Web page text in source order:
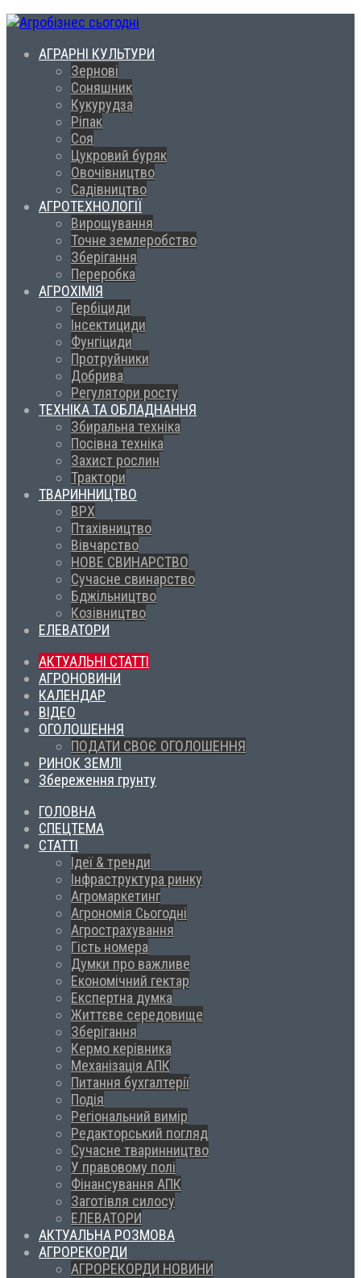
АГРАРНІ КУЛЬТУРИ
Зернові
Соняшник
Кукурудза
Ріпак
Соя
Цукровий буряк
Овочівництво
Садівництво
АГРОТЕХНОЛОГІЇ
Вирощування
Точне землеробство
Зберігання
Переробка
АГРОХІМІЯ
Гербіциди
Інсектициди
Фунгіциди
Протруйники
Добрива
Регулятори росту
ТЕХНІКА ТА ОБЛАДНАННЯ
Збиральна техніка
Посівна техніка
Захист рослин
Трактори
ТВАРИННИЦТВО
ВРХ
Птахівництво
Вівчарство
НОВЕ СВИНАРСТВО
Сучасне свинарство
Бджільництво
Козівництво
ЕЛЕВАТОРИ
АКТУАЛЬНІ СТАТТІ
АГРОНОВИНИ
КАЛЕНДАР
ВІДЕО
ОГОЛОШЕННЯ
ПОДАТИ СВОЄ ОГОЛОШЕННЯ
РИНОК ЗЕМЛІ
Збереження грунту
ГОЛОВНА
СПЕЦТЕМА
СТАТТІ
Ідеї & тренди
Інфраструктура ринку
Агромаркетинг
Агрономія Сьогодні
Агрострахування
Гість номера
Думки про важливе
Економічний гектар
Експертна думка
Життєве середовище
Зберігання
Кермо керівника
Механізація АПК
Питання бухгалтерії
Подія
Регіональний вимір
Редакторський погляд
Сучасне тваринництво
У правовому полі
Фінансування АПК
Заготівля силосу
ЕЛЕВАТОРИ
АКТУАЛЬНА РОЗМОВА
АГРОРЕКОРДИ
АГРОРЕКОРДИ НОВИНИ